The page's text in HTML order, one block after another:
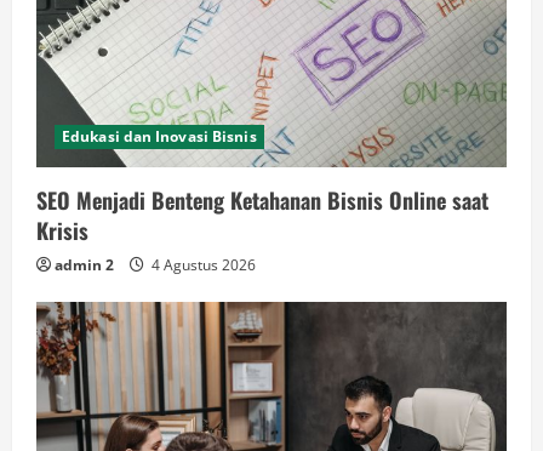
Edukasi dan Inovasi Bisnis
SEO Menjadi Benteng Ketahanan Bisnis Online saat
Krisis
admin 2 4 Agustus 2026